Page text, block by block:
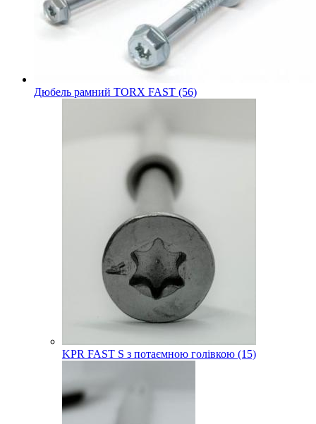
Дюбель рамний TORX FAST (56)
KPR FAST S з потаємною голівкою (15)